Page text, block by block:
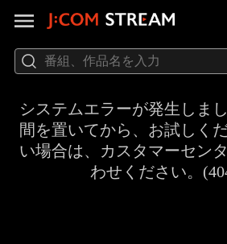
システムエラーが発生しま
間を置いてから、お試しく
い場合は、カスタマーセン
わせください。